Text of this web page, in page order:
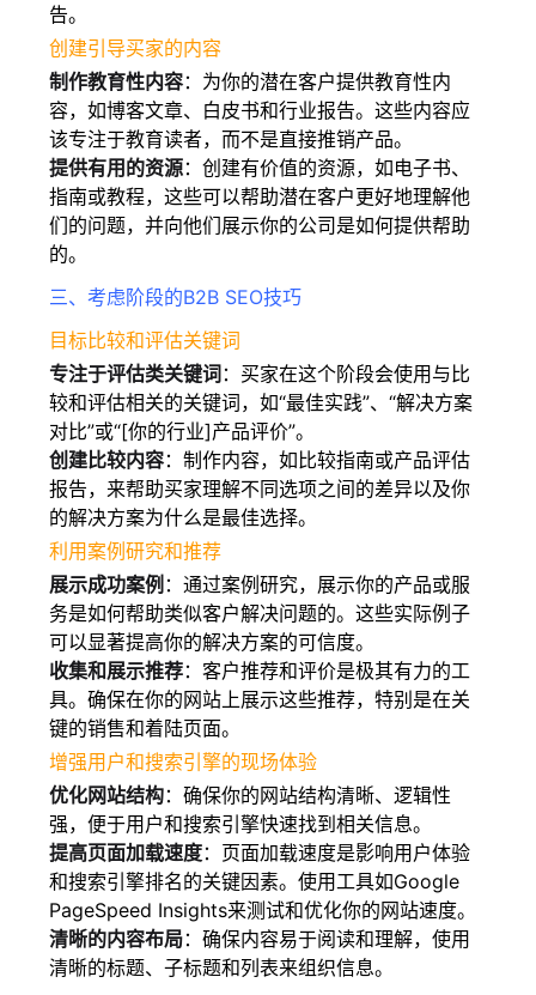
告。
创建引导买家的内容
制作教育性内容：为你的潜在客户提供教育性内
容，如博客文章、白皮书和行业报告。这些内容应
该专注于教育读者，而不是直接推销产品。
提供有用的资源：创建有价值的资源，如电子书、
指南或教程，这些可以帮助潜在客户更好地理解他
们的问题，并向他们展示你的公司是如何提供帮助
的。
三、考虑阶段的B2B SEO技巧
目标比较和评估关键词
专注于评估类关键词 ：买家在这个阶段会使用与比
较和评估相关的关键词，如“最佳实践”、“解决方案
对比”或“[你的行业]产品评价”。
创建比较内容：制作内容，如比较指南或产品评估
报告，来帮助买家理解不同选项之间的差异以及你
的解决方案为什么是最佳选择。
利用案例研究和推荐
展示成功案例 ：通过案例研究，展示你的产品或服
务是如何帮助类似客户解决问题的。这些实际例子
可以显著提高你的解决方案的可信度。
收集和展示推荐：客户推荐和评价是极其有力的工
具。确保在你的网站上展示这些推荐，特别是在关
键的销售和着陆页面。
增强用户和搜索引擎的现场体验
优化网站结构：确保你的网站结构清晰、逻辑性
强，便于用户和搜索引擎快速找到相关信息。
提高页面加载速度：页面加载速度是影响用户体验
和搜索引擎排名的关键因素。使用工具如Google
PageSpeed Insights来测试和优化你的网站速度。
清晰的内容布局：确保内容易于阅读和理解，使用
清晰的标题、子标题和列表来组织信息。